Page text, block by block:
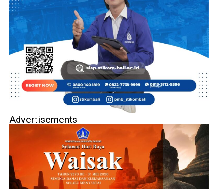
Advertisements